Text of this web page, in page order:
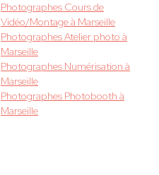
Photographes Cours de
Vidéo/Montage à Marseille
Photographes Atelier photo à
Marseille
Photographes Numérisation à
Marseille
Photographes Photobooth à
Marseille